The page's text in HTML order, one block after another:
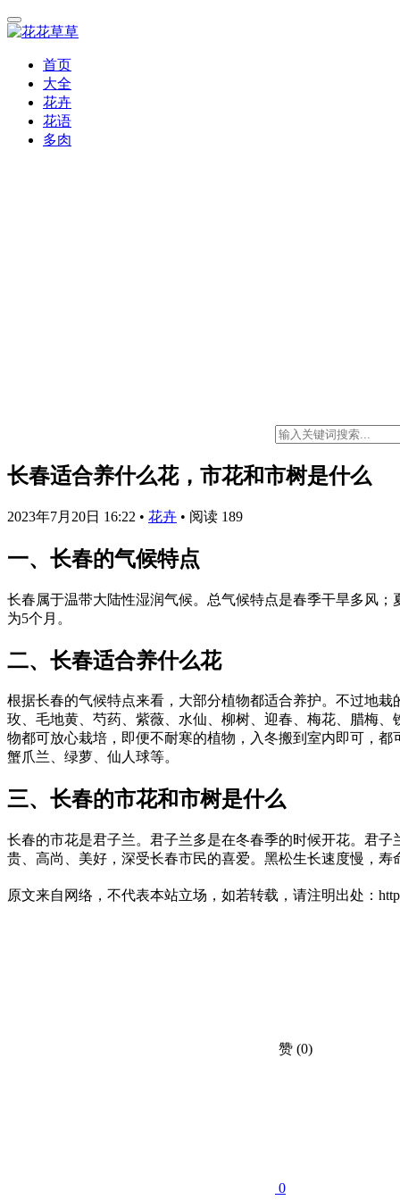
首页
大全
花卉
花语
多肉
长春适合养什么花，市花和市树是什么
2023年7月20日 16:22 • 花卉 • 阅读 189
一、长春的气候特点
长春属于温带大陆性湿润气候。总气候特点是春季干旱多风
为5个月。
二、长春适合养什么花
根据长春的气候特点来看，大部分植物都适合养护。不过地
玫、毛地黄、芍药、紫薇、水仙、柳树、迎春、梅花、腊梅
物都可放心栽培，即便不耐寒的植物，入冬搬到室内即可，
蟹爪兰、绿萝、仙人球等。
三、长春的市花和市树是什么
长春的市花是君子兰。君子兰多是在冬春季的时候开花。君
贵、高尚、美好，深受长春市民的喜爱。黑松生长速度慢，
原文来自网络，不代表本站立场，如若转载，请注明出处：
赞 (0)
0